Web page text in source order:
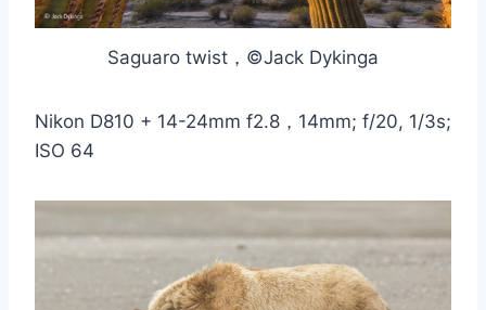
Saguaro twist，©Jack Dykinga
Nikon D810 + 14-24mm f2.8，14mm; f/20, 1/3s;
ISO 64